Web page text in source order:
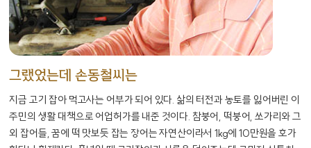
그랬었는데 손동철씨는
지금 고기 잡아 먹고사는 어부가 되어 있다. 삶의 터전과 농토를 잃어버린 이
주민의 생활 대책으로 어업허가를 내준 것이다. 참붕어, 떡붕어, 쏘가리와 그
외 잡어들, 꿈에 떡 맛보듯 잡는 장어는 자연산이라서 1kg에 10만원을 호가